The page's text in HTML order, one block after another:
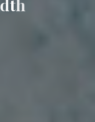
dth